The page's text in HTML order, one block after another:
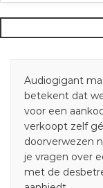
Audiogigant
betekent dat
voor een
verkoopt zelf
doorverwezen
je vragen over
met de